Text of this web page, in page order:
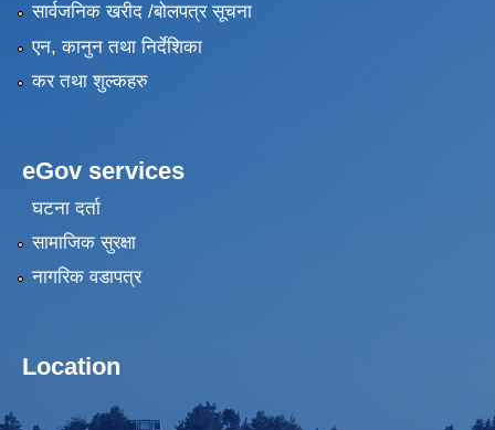
सार्वजनिक खरीद /बोलपत्र सूचना
एन, कानुन तथा निर्देशिका
कर तथा शुल्कहरु
eGov services
घटना दर्ता
सामाजिक सुरक्षा
नागरिक वडापत्र
Location